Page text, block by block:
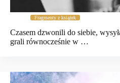
Fragmenty z książek
Czasem dzwonili do siebie,
grali równocześnie w …